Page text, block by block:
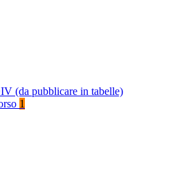
(da pubblicare in tabelle)
1